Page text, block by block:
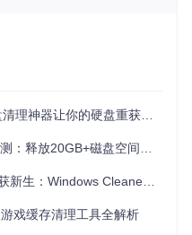
存储空间管理指南》
案适配不同场景
理内存缓存和临时文件，快
神器让你的硬盘重获新生
磁盘空间的系统优化全指南
Cleaner空间清理实用指南
戏缓存清理工具全解析